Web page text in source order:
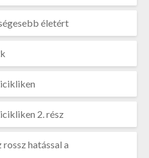
életért
2. rész
rossz hatással a